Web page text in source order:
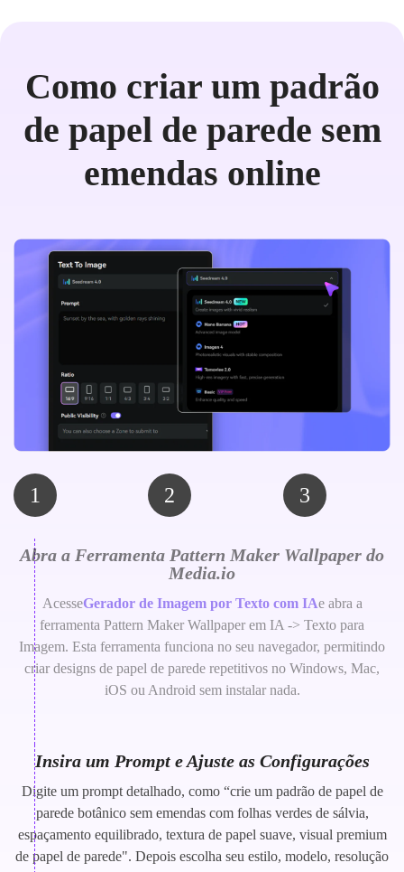
Como criar um padrão
de papel de parede sem
emendas online
1 2 3
Abra a Ferramenta Pattern Maker Wallpaper do
Media.io
AcesseGerador de Imagem por Texto com IAe abra a
ferramenta Pattern Maker Wallpaper em IA -> Texto para
Imagem. Esta ferramenta funciona no seu navegador, permitindo
criar designs de papel de parede repetitivos no Windows, Mac,
iOS ou Android sem instalar nada.
Insira um Prompt e Ajuste as Configurações
Digite um prompt detalhado, como “crie um padrão de papel de
parede botânico sem emendas com folhas verdes de sálvia,
espaçamento equilibrado, textura de papel suave, visual premium
de papel de parede". Depois escolha seu estilo, modelo, resolução